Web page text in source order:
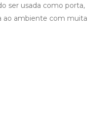
ser usada como porta,
ao ambiente com muita